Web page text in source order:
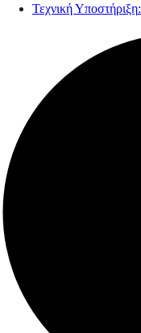
Τεχνική Υποστήριξη: